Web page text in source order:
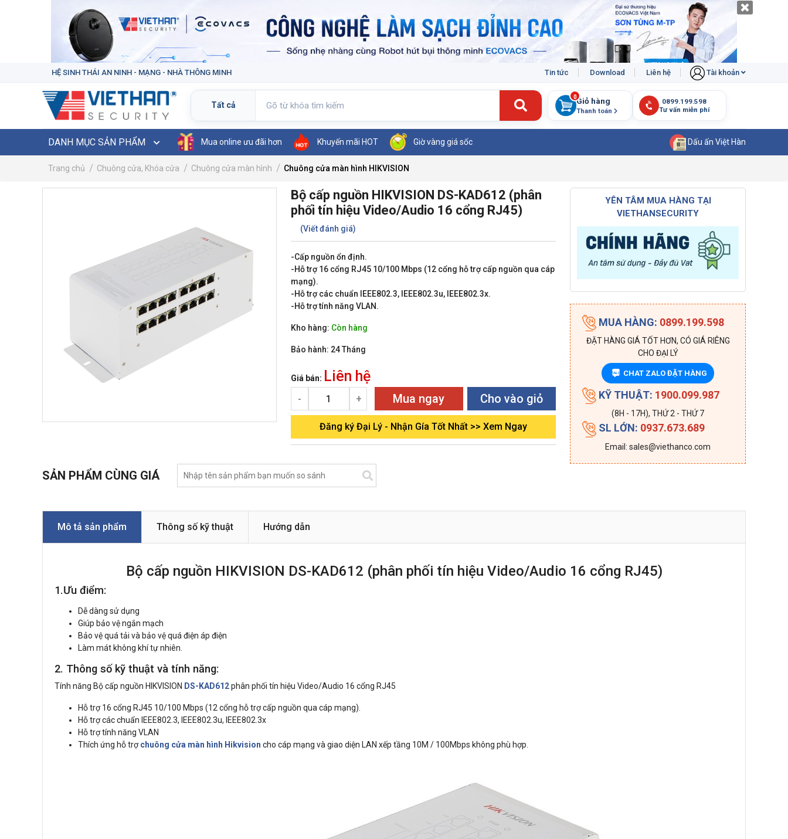
HỆ SINH THÁI AN NINH - MẠNG - NHÀ THÔNG MINH Tin tức Download Liên hệ Tài khoản
Giỏ hàng
Thanh toán
0
DANH MỤC SẢN PHẨM Mua online ưu đãi hơn Khuyến mãi HOT Giờ vàng giá sốc Dấu ấn Việt Hàn
Trang chủ Chuông cửa, Khóa cửa Chuông cửa màn hình Chuông cửa màn hình HIKVISION
Bộ cấp nguồn HIKVISION DS-KAD612 (phân
phối tín hiệu Video/Audio 16 cổng RJ45)
(Viết đánh giá)
-Cấp nguồn ổn định.
-Hỗ trợ 16 cổng RJ45 10/100 Mbps (12 cổng hỗ trợ cấp nguồn qua cáp
mạng).
-Hỗ trợ các chuẩn IEEE802.3, IEEE802.3u, IEEE802.3x.
-Hỗ trợ tính năng VLAN.
Kho hàng: Còn hàng
Bảo hành: 24 Tháng
Giá bán: Liên hệ
- + Mua ngay Cho vào giỏ
Đăng ký Đại Lý - Nhận Gía Tốt Nhất >> Xem Ngay
YÊN TÂM MUA HÀNG TẠI
VIETHANSECURITY
MUA HÀNG: 0899.199.598
ĐẶT HÀNG GIÁ TỐT HƠN, CÓ GIÁ RIÊNG
CHO ĐẠI LÝ
ZALO CHAT ZALO ĐẶT HÀNG
KỸ THUẬT: 1900.099.987
(8H - 17H), THỨ 2 - THỨ 7
SL LỚN: 0937.673.689
Email: sales@viethanco.com
SẢN PHẨM CÙNG GIÁ
Mô tả sản phẩm Thông số kỹ thuật Hướng dẫn
Bộ cấp nguồn HIKVISION DS-KAD612 (phân phối tín hiệu Video/Audio 16 cổng RJ45)
1.Ưu điểm:
Dễ dàng sử dụng
Giúp bảo vệ ngắn mạch
Bảo vệ quá tải và bảo vệ quá điện áp điện
Làm mát không khí tự nhiên.
2. Thông số kỹ thuật và tính năng:
Tính năng Bộ cấp nguồn HIKVISION DS-KAD612phân phối tín hiệu Video/Audio 16 cổng RJ45
Hỗ trợ 16 cổng RJ45 10/100 Mbps (12 cổng hỗ trợ cấp nguồn qua cáp mạng).
Hỗ trợ các chuẩn IEEE802.3, IEEE802.3u, IEEE802.3x
Hỗ trợ tính năng VLAN
Thích ứng hỗ trợchuông cửa màn hình Hikvision cho cáp mạng và giao diện LAN xếp tầng 10M / 100Mbps không phù hợp.